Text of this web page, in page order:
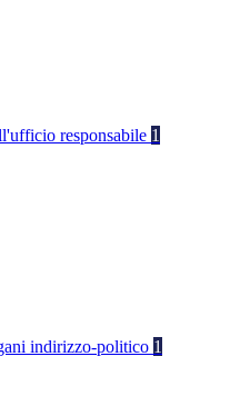
responsabile 1
indirizzo-politico 1